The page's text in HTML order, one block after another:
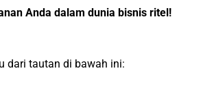
Anda dalam dunia bisnis ritel!
dari tautan di bawah ini: